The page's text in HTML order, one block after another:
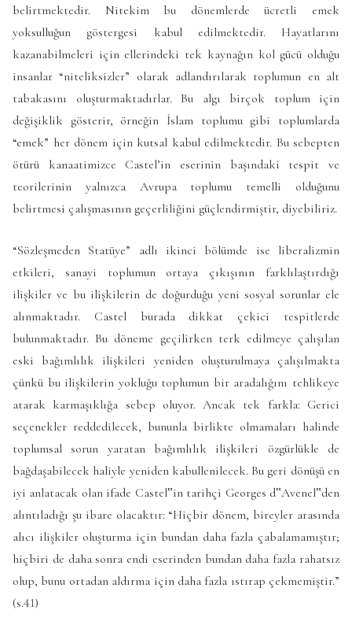
belirtmektedir. Nitekim bu dönemlerde ücretli emek
yoksulluğun göstergesi kabul edilmektedir. Hayatlarını
kazanabilmeleri için ellerindeki tek kaynağın kol gücü olduğu
insanlar “niteliksizler” olarak adlandırılarak toplumun en alt
tabakasını oluşturmaktadırlar. Bu algı birçok toplum için
değişiklik gösterir, örneğin İslam toplumu gibi toplumlarda
“emek” her dönem için kutsal kabul edilmektedir. Bu sebepten
ötürü kanaatimizce Castel’in eserinin başındaki tespit ve
teorilerinin yalnızca Avrupa toplumu temelli olduğunu
belirtmesi çalışmasının geçerliliğini güçlendirmiştir, diyebiliriz.
“Sözleşmeden Statüye” adlı ikinci bölümde ise liberalizmin
etkileri, sanayi toplumun ortaya çıkışının farklılaştırdığı
ilişkiler ve bu ilişkilerin de doğurduğu yeni sosyal sorunlar ele
alınmaktadır. Castel burada dikkat çekici tespitlerde
bulunmaktadır. Bu döneme geçilirken terk edilmeye çalışılan
eski bağımlılık ilişkileri yeniden oluşturulmaya çalışılmakta
çünkü bu ilişkilerin yokluğu toplumun bir aradalığını tehlikeye
atarak karmaşıklığa sebep oluyor. Ancak tek farkla: Gerici
seçenekler reddedilecek, bununla birlikte olmamaları halinde
toplumsal sorun yaratan bağımlılık ilişkileri özgürlükle de
bağdaşabilecek haliyle yeniden kabullenilecek. Bu geri dönüşü en
iyi anlatacak olan ifade Castel‟in tarihçi Georges d‟Avenel‟den
alıntıladığı şu ibare olacaktır: “Hiçbir dönem, bireyler arasında
alıcı ilişkiler oluşturma için bundan daha fazla çabalamamıştır;
hiçbiri de daha sonra endi eserinden bundan daha fazla rahatsız
olup, bunu ortadan aldırma için daha fazla ıstırap çekmemiştir.”
(s.41)